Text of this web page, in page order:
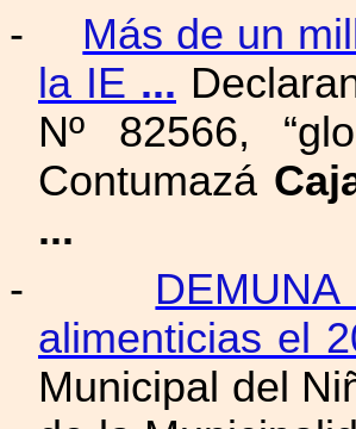
-
Más de un
la IE ...
Nº 82566,
Contumazá
...
-
alimenticias el
Municipal del